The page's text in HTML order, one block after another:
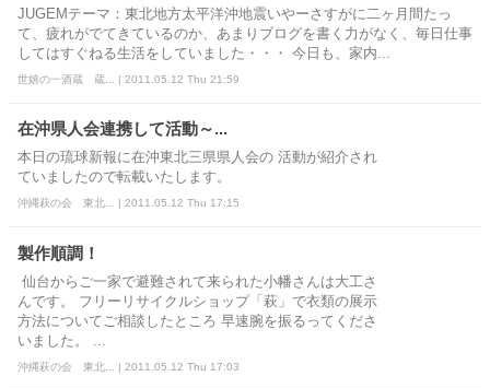
JUGEMテーマ：東北地方太平洋沖地震いやーさすがに二ヶ月間たっ
て、疲れがでてきているのか、あまりブログを書く力がなく、毎日仕事
してはすぐねる生活をしていました・・・ 今日も、家内...
世嬉の一酒蔵 蔵... | 2011.05.12 Thu 21:59
在沖県人会連携して活動～...
本日の琉球新報に在沖東北三県県人会の 活動が紹介され
ていましたので転載いたします。
沖縄萩の会 東北... | 2011.05.12 Thu 17:15
製作順調！
仙台からご一家で避難されて来られた小幡さんは大工さ
んです。 フリーリサイクルショップ「萩」で衣類の展示
方法についてご相談したところ 早速腕を振るってくださ
いました。 ...
沖縄萩の会 東北... | 2011.05.12 Thu 17:03